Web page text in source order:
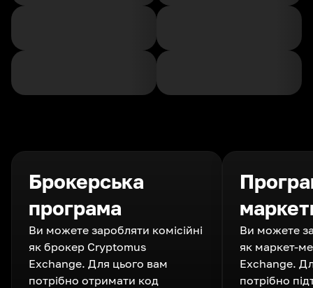
Брокерська
програма
Ви можете заробляти комісійні
як брокер Cryptomus
Exchange. Для цього вам
потрібно отримати код
Ви можете
як маркет-
Exchange.
потрібно